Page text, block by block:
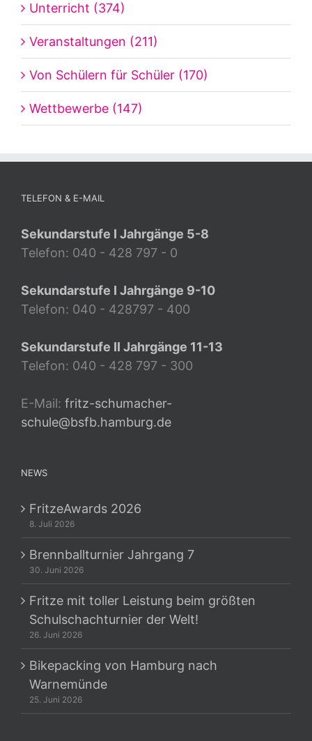
Unterricht (374)
Veranstaltungen (211)
Von Schülern für Schüler (170)
Wettbewerbe (147)
TELEFON & E-MAIL
Sekundarstufe I Jahrgänge 5-8
Telefon: 040 - 428 797 - 0
Sekundarstufe I Jahrgänge 9-10
Telefon: 040 - 428797 - 400
Sekundarstufe II Jahrgänge 11-13
Telefon: 040 - 428 797 - 300
E-Mail: fritz-schumacher-
schule@bsfb.hamburg.de
NEWS
FritzeAwards 2026
8. Juli 2026
Brennballturnier Jahrgang 7
30. Juni 2026
Fritze mit toller Leistung beim größten
Schulschachturnier der Welt!
26. Juni 2026
Bikepacking von Hamburg nach
Warnemünde
25. Juni 2026